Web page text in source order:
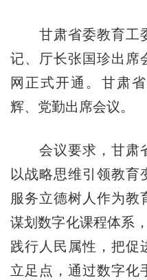
甘肃省委教育工
记、厅长张国珍出席
网正式开通。甘肃
辉、党勤出席会议。
会议要求，甘肃省
以战略思维引领教育
服务立德树人作为教
谋划数字化课程体系
践行人民属性，把促
立足点，通过数字化